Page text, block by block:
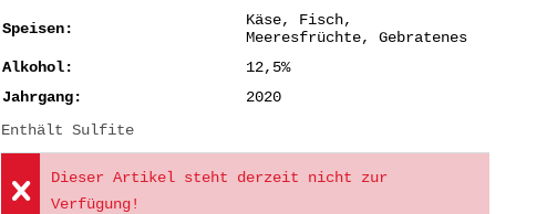
Speisen:
Käse, Fisch,
Meeresfrüchte, Gebratenes
Alkohol:
12,5%
Jahrgang:
2020
Enthält Sulfite
Dieser Artikel steht derzeit nicht zur
Verfügung!